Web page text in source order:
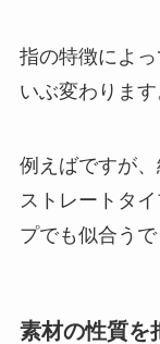
指の特徴によ
いぶ変わります
例えばですが
ストレートタ
プでも似合うで
素材の性質を